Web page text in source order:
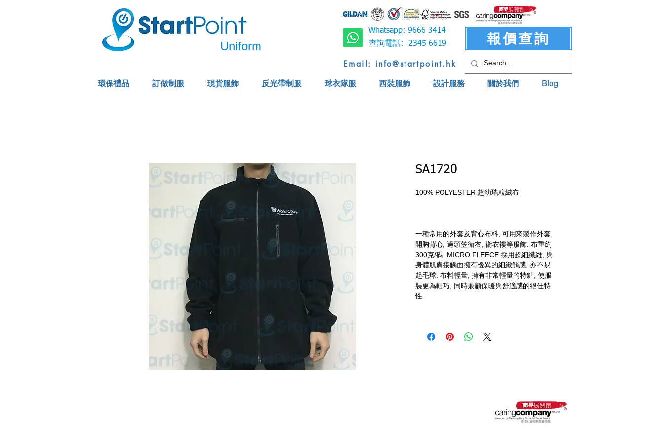
Whatsapp: 9666 3414
環保禮品 訂做制服 現貨服飾 反光帶制服 球衣隊服 西裝服飾 設計服務 關於我們 Blog
Uniform
Email: info@startpoint.hk
查詢電話: 2345 6619 報價查詢
SA1720
一種常用的外套及背心布料, 可用來製作外套,
開胸背心, 過頭笠衛衣, 衛衣褸等服飾. 布重約
300克/碼. MICRO FLEECE 採用超細纖維, 與
身體肌膚接觸面擁有優異的細緻觸感, 亦不易
起毛球. 布料輕量, 擁有非常輕量的特點, 使服
裝更為輕巧, 同時兼顧保暖與舒適感的絕佳特
性.